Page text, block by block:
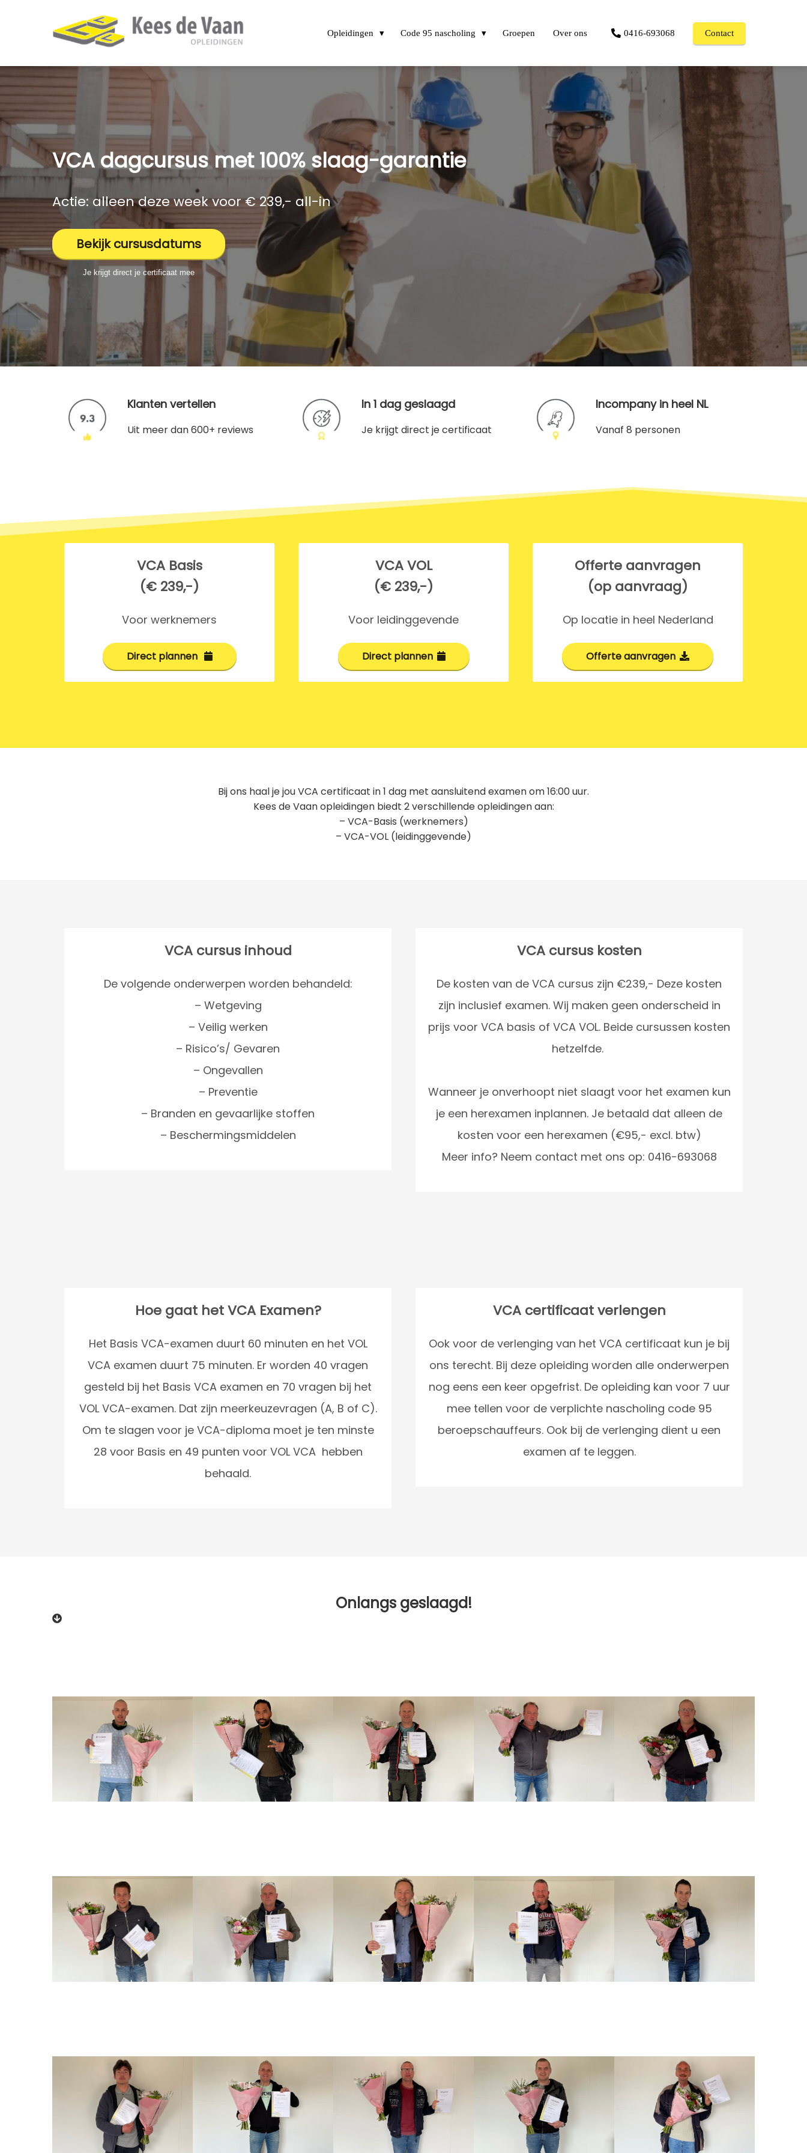
Opleidingen Code 95 nascholing Groepen Over ons 0416-693068 Contact
VCA dagcursus met 100% slaag-garantie
Actie: alleen deze week voor € 239,- all-in
Bekijk cursusdatums
Je krijgt direct je certificaat mee
Klanten vertellen
Uit meer dan 600+ reviews
In 1 dag geslaagd
Je krijgt direct je certificaat
Incompany in heel NL
Vanaf 8 personen
VCA Basis
(€ 239,-)
Voor werknemers
Direct plannen
VCA VOL
(€ 239,-)
Voor leidinggevende
Direct plannen
Offerte aanvragen
(op aanvraag)
Op locatie in heel Nederland
Offerte aanvragen
Bij ons haal je jou VCA certificaat in 1 dag met aansluitend examen om 16:00 uur.
Kees de Vaan opleidingen biedt 2 verschillende opleidingen aan:
– VCA-Basis (werknemers)
– VCA-VOL (leidinggevende)
VCA cursus inhoud
De volgende onderwerpen worden behandeld:
– Wetgeving
– Veilig werken
– Risico’s/ Gevaren
– Ongevallen
– Preventie
– Branden en gevaarlijke stoffen
– Beschermingsmiddelen
VCA cursus kosten
De kosten van de VCA cursus zijn €239,- Deze kosten
zijn inclusief examen. Wij maken geen onderscheid in
prijs voor VCA basis of VCA VOL. Beide cursussen kosten
hetzelfde.
Wanneer je onverhoopt niet slaagt voor het examen kun
je een herexamen inplannen. Je betaald dat alleen de
kosten voor een herexamen (€95,- excl. btw)
Meer info? Neem contact met ons op: 0416-693068
Hoe gaat het VCA Examen?
Het Basis VCA-examen duurt 60 minuten en het VOL
VCA examen duurt 75 minuten. Er worden 40 vragen
gesteld bij het Basis VCA examen en 70 vragen bij het
VOL VCA-examen. Dat zijn meerkeuzevragen (A, B of C).
Om te slagen voor je VCA-diploma moet je ten minste
28 voor Basis en 49 punten voor VOL VCA hebben
behaald.
VCA certificaat verlengen
Ook voor de verlenging van het VCA certificaat kun je bij
ons terecht. Bij deze opleiding worden alle onderwerpen
nog eens een keer opgefrist. De opleiding kan voor 7 uur
mee tellen voor de verplichte nascholing code 95
beroepschauffeurs. Ook bij de verlenging dient u een
examen af te leggen.
Onlangs geslaagd!